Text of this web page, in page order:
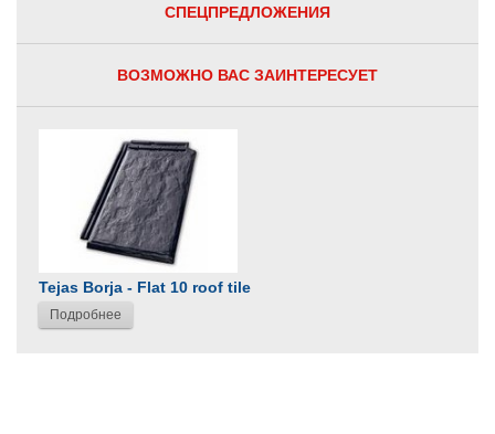
СПЕЦПРЕДЛОЖЕНИЯ
ВОЗМОЖНО ВАС ЗАИНТЕРЕСУЕТ
Tejas Borja - Flat 10 roof tile
Подробнее